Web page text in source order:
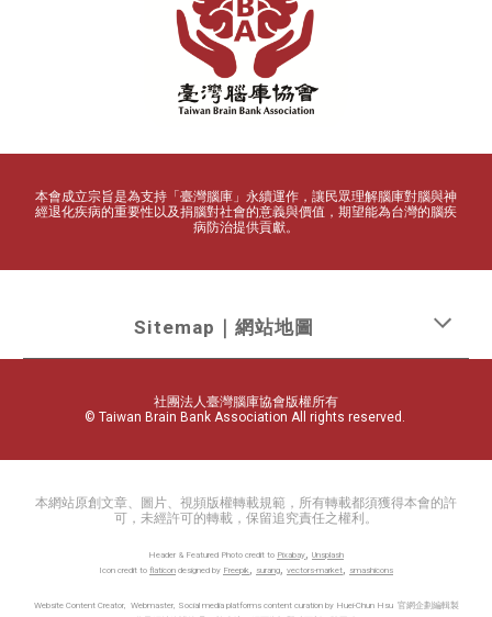
本會成立宗旨是為支持「臺灣腦庫」永續運作，讓民眾理解腦庫對腦與神
經退化疾病的重要性以及捐腦對社會的意義與價值，期望能為台灣的腦疾
病防治提供貢獻。
Sitemap｜網站地圖
社團法人臺灣腦庫協會版權所有
© Taiwan Brain Bank Association All rights reserved.
本網站原創文章、圖片、視頻版權轉載規範，所有轉載都須獲得本會的許
可，未經許可的轉載，保留追究責任之權利。
Header & Featured Photo credit to Pixabay, Unsplash
Icon credit to flaticon designed by Freepik, surang, vectors-market, smashicons
Website Content Creator, Webmaster, Social media platforms content curationby Huei-Chun Hsu 官網企劃編輯製